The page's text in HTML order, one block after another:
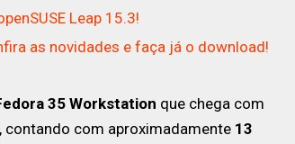
Leap 15.3!
as novidades e faça já o download!
35 Workstation que chega com
contando com aproximadamente 13